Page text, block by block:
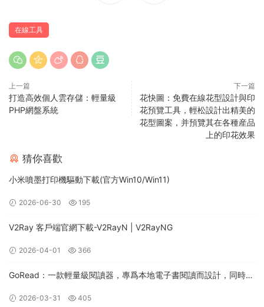
在線工具
上一篇
打造高效個人雲存儲：輕量級
PHP網盤系統
下一篇
花快圖：免費在線花型設計與印
花預覽工具，輕松設計出精美的
花型圖案，并預覽其在各種産品
上的印花效果
猜你喜歡
小米噴墨打印機驅動下載(官方Win10/Win11)
2026-06-30 195
V2Ray 客戶端官網下載-V2RayN | V2RayNG
2026-04-01 366
GoRead：一款輕量級閱讀器，專爲本地電子書閱讀而設計，同時支
2026-03-31 405